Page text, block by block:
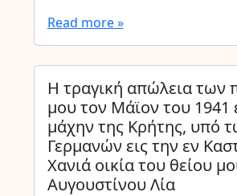
Read more »
Η τραγική απώλεια των
μου τον Μάϊον του 1941
μάχην της Κρήτης, υπό
Γερμανών εις την εν
Χανιά οικία του θείου
Αυγουστίνου Λία